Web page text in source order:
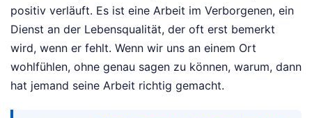
positiv verläuft. Es ist eine Arbeit im Verborgenen, ein
Dienst an der Lebensqualität, der oft erst bemerkt
wird, wenn er fehlt. Wenn wir uns an einem Ort
wohlfühlen, ohne genau sagen zu können, warum, dann
hat jemand seine Arbeit richtig gemacht.